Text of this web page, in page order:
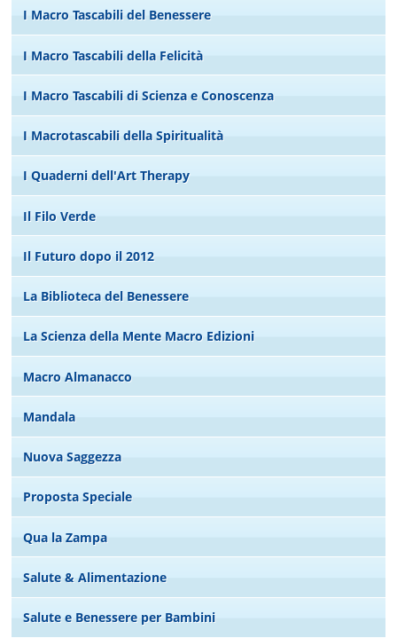
I Macro Tascabili del Benessere
I Macro Tascabili della Felicità
I Macro Tascabili di Scienza e Conoscenza
I Macrotascabili della Spiritualità
I Quaderni dell'Art Therapy
Il Filo Verde
Il Futuro dopo il 2012
La Biblioteca del Benessere
La Scienza della Mente Macro Edizioni
Macro Almanacco
Mandala
Nuova Saggezza
Proposta Speciale
Qua la Zampa
Salute & Alimentazione
Salute e Benessere per Bambini